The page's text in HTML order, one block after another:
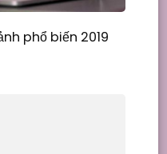
phổ biến 2019